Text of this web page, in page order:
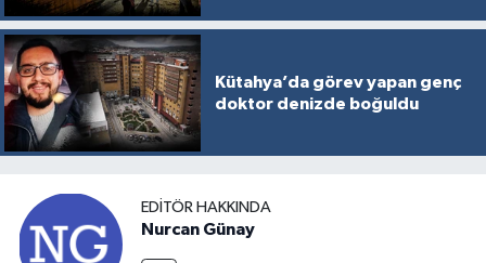
Kütahya’da görev yapan genç
doktor denizde boğuldu
EDITÖR HAKKINDA
Nurcan Günay